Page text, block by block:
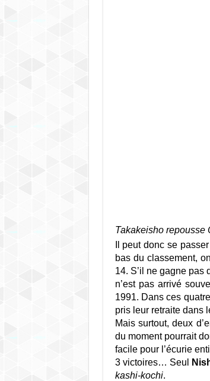
Takakeisho repousse
Il peut donc se
bas du classement,
14. S’il ne gagne pas
n’est pas arrivé
1991. Dans ces quatre
pris leur retraite dans
Mais surtout, deux
du moment pourrait
facile pour l’écurie
3 victoires… Seul
kashi-kochi.